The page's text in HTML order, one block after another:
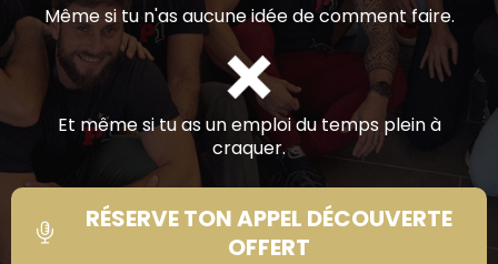
Même si tu n'as aucune idée de comment faire.
Et même si tu as un emploi du temps plein à
craquer.
RÉSERVE TON APPEL DÉCOUVERTE
OFFERT